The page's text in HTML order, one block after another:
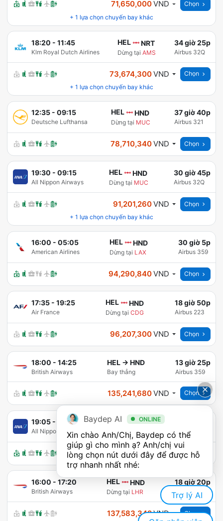
71,650,000VND
Chọn
+ 1 lựa chọn chuyến bay khác
18:20 - 11:45
Klm Royal Dutch Airlines
HEL NRT
Dừng tại AMS
34 giờ 25p
Airbus 32Q
73,674,300VND
Chọn
+ 1 lựa chọn chuyến bay khác
12:35- 09:15
Deutsche Lufthansa
HEL HND
Dừng tại MUC
37 giờ 40p
Airbus 321
78,710,340VND Chọn
19:30 - 09:15
All Nippon Airways
HEL HND
Dừng tại MUC
30 giờ 45p
Airbus 32Q
91,201,260VND
Chọn
+ 1 lựa chọn chuyến bay khác
16:00 - 05:05
American Airlines
HEL HND
Dừng tại LAX
30 giờ 5p
Airbus 359
94,290,840VND Chọn
17:35- 19:25
Air France
HEL HND
Dừng tại CDG
18 giờ 50p
Airbus 223
96,207,300VND Chọn
18:00 - 14:25
British Airways
HEL → HND
Bay thẳng
13 giờ 25p
Airbus 359
135,241,680VND Chọn
19:05- 11:35
All Nippon Airways
HEL HND
Dừng tại IST Airbus 32Q
137,530,680VND Chọn
16:00 - 17:20
British Airways
HEL HND
Dừng tại LHR
18 giờ 20p
Airbus 32B
137,583,342VND
Chọn
Baydep AI ONLINE
Xin chào Anh/Chị, Baydep có thể
giúp gì cho mình ạ? Anh/chị vui
lòng chọn nút dưới đây để được hỗ
trợ nhanh nhất nhé:
Trợ lý AI